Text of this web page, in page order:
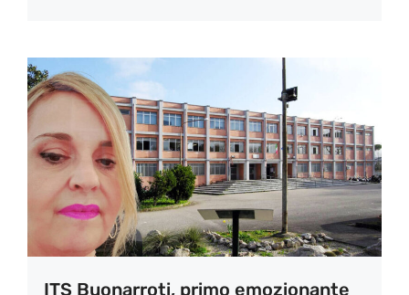
ITS Buonarroti, primo emozionante